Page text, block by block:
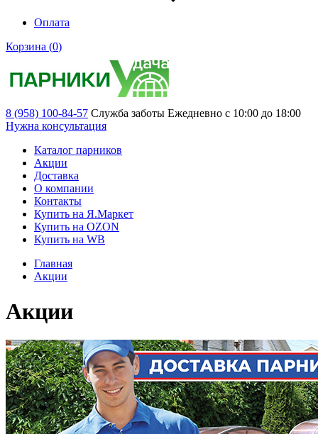
Оплата
Корзина (0)
8 (958) 100-84-57 Служба заботы Ежедневно с 10:00 до 18:00
Нужна консультация
Каталог парников
Акции
Доставка
О компании
Контакты
Купить на Я.Маркет
Купить на OZON
Купить на WB
Главная
Акции
Акции